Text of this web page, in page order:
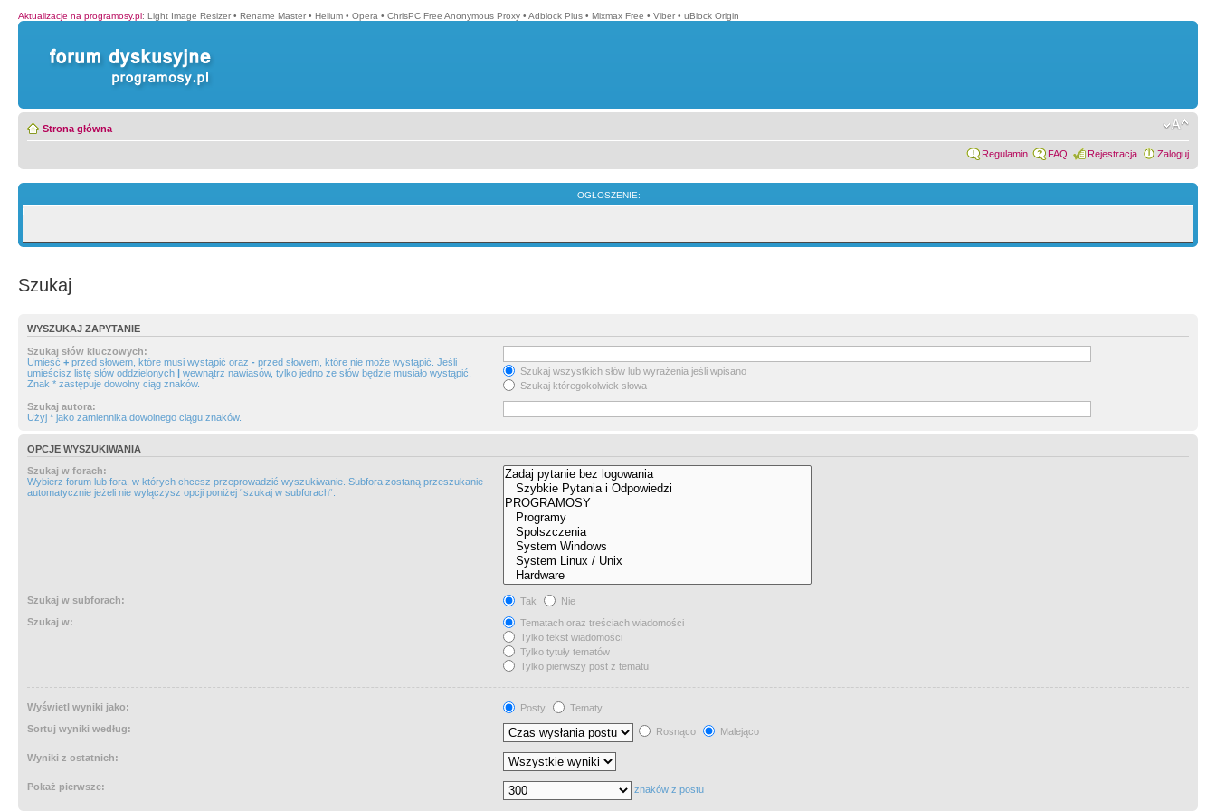
Aktualizacje na programosy.pl: Light Image Resizer • Rename Master • Helium • Opera • ChrisPC Free Anonymous Proxy • Adblock Plus • Mixmax Free • Viber • uBlock Origin
Strona główna
Regulamin FAQ Rejestracja Zaloguj
OGŁOSZENIE:
Szukaj
WYSZUKAJ ZAPYTANIE
Szukaj słów kluczowych:
Umieść + przed słowem, które musi wystąpić oraz - przed słowem, które nie może wystąpić. Jeśli
umieścisz listę słów oddzielonych | wewnątrz nawiasów, tylko jedno ze słów będzie musiało wystąpić.
Znak * zastępuje dowolny ciąg znaków.
Szukaj wszystkich słów lub wyrażenia jeśli wpisano
Szukaj któregokolwiek słowa
Szukaj autora:
Użyj * jako zamiennika dowolnego ciągu znaków.
OPCJE WYSZUKIWANIA
Szukaj w forach:
Wybierz forum lub fora, w których chcesz przeprowadzić wyszukiwanie. Subfora zostaną przeszukanie
automatycznie jeżeli nie wyłączysz opcji poniżej “szukaj w subforach“.
Szukaj w subforach: Tak
Nie
Szukaj w:
Tematach oraz treściach wiadomości
Tylko tekst wiadomości
Tylko tytuły tematów
Tylko pierwszy post z tematu
Wyświetl wyniki jako: Posty
Tematy
Sortuj wyniki według:
Rosnąco Malejąco
Wyniki z ostatnich:
Pokaż pierwsze: znaków z postu